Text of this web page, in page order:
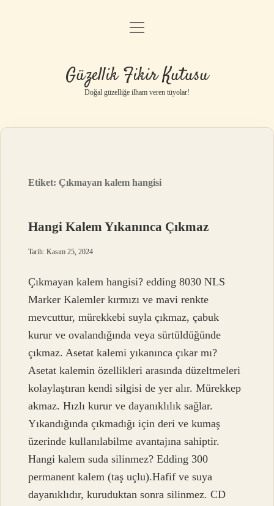
Anasayfa
Yasal Uyarı
menüyü
Güzellik Fikir Kutusu
Doğal güzelliğe ilham veren tüyolar!
Etiket:Çıkmayan kalem hangisi
Hangi Kalem Yıkanınca Çıkmaz
Tarih: Kasım 25, 2024
Çıkmayan kalem hangisi? edding 8030 NLS
Marker Kalemler kırmızı ve mavi renkte
mevcuttur, mürekkebi suyla çıkmaz, çabuk
kurur ve ovalandığında veya sürtüldüğünde
çıkmaz. Asetat kalemi yıkanınca çıkar mı?
Asetat kalemin özellikleri arasında düzeltmeleri
kolaylaştıran kendi silgisi de yer alır. Mürekkep
akmaz. Hızlı kurur ve dayanıklılık sağlar.
Yıkandığında çıkmadığı için deri ve kumaş
üzerinde kullanılabilme avantajına sahiptir.
Hangi kalem suda silinmez? Edding 300
permanent kalem (taş uçlu).Hafif ve suya
dayanıklıdır, kuruduktan sonra silinmez. CD